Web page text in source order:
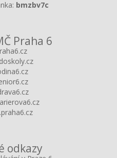
bmzbv7c
Praha 6
odkazy